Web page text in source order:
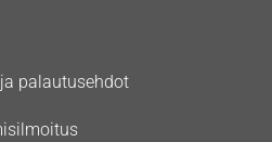
palautusehdot